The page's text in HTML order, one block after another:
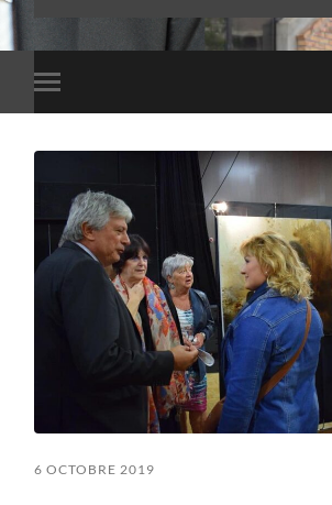
Toggle
mobile
6 OCTOBRE 2019